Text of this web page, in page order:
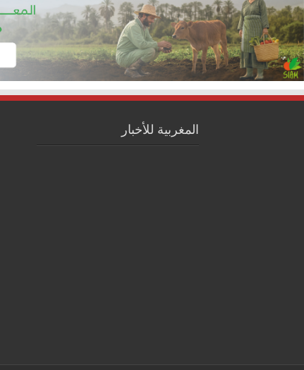
المغربية للأخبار